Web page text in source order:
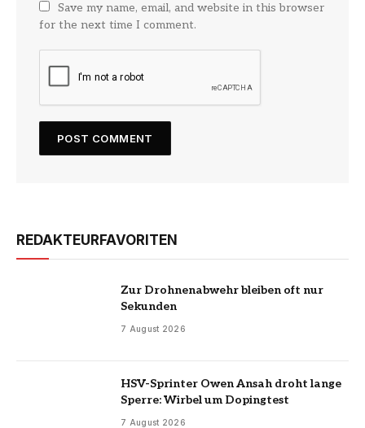
Save my name, email, and website in this browser
for the next time I comment.
REDAKTEURFAVORITEN
Zur Drohnenabwehr bleiben oft nur
Sekunden
7 August 2026
HSV-Sprinter Owen Ansah droht lange
Sperre: Wirbel um Dopingtest
7 August 2026